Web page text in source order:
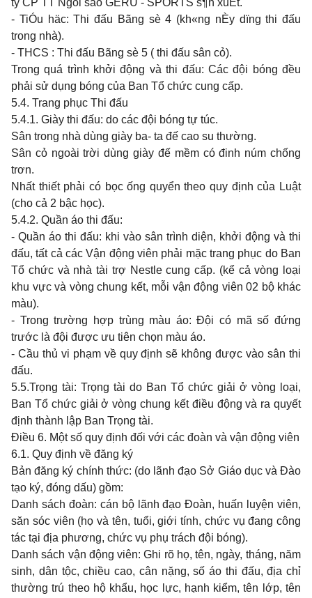
ty CP TT Ngôi sao GERU - SPORTS s¶n xuÊt.
- TiÓu häc: Thi đấu Bãng sè 4 (kh«ng nÈy dïng thi đấu
trong nhà).
- THCS : Thi đấu Bãng sè 5 ( thi đấu sân cỏ).
Trong quá trình khởi động và thi đấu: Các đội bóng đều
phải sử dụng bóng của Ban Tổ chức cung cấp.
5.4. Trang phục Thi đấu
5.4.1. Giày thi đấu: do các đội bóng tự túc.
Sân trong nhà dùng giày ba- ta đế cao su thường.
Sân cỏ ngoài trời dùng giày đế mềm có đinh núm chống
trơn.
Nhất thiết phải có bọc ống quyển theo quy định của Luật
(cho cả 2 bậc học).
5.4.2. Quần áo thi đấu:
- Quần áo thi đấu: khi vào sân trình diện, khởi động và thi
đấu, tất cả các Vận động viên phải mặc trang phục do Ban
Tổ chức và nhà tài trợ Nestle cung cấp. (kể cả vòng loại
khu vực và vòng chung kết, mỗi vận động viên 02 bộ khác
màu).
- Trong trường hợp trùng màu áo: Đội có mã số đứng
trước là đội được ưu tiên chọn màu áo.
- Cầu thủ vi phạm về quy định sẽ không được vào sân thi
đấu.
5.5.Trọng tài: Trọng tài do Ban Tổ chức giải ở vòng loại,
Ban Tổ chức giải ở vòng chung kết điều động và ra quyết
định thành lập Ban Trọng tài.
Điều 6. Một số quy định đối với các đoàn và vận động viên
6.1. Quy định về đăng ký
Bản đăng ký chính thức: (do lãnh đạo Sở Giáo dục và Đào
tạo ký, đóng dấu) gồm:
Danh sách đoàn: cán bộ lãnh đạo Đoàn, huấn luyện viên,
săn sóc viên (họ và tên, tuổi, giới tính, chức vụ đang công
tác tại địa phương, chức vụ phụ trách đội bóng).
Danh sách vận động viên: Ghi rõ họ, tên, ngày, tháng, năm
sinh, dân tộc, chiều cao, cân nặng, số áo thi đấu, địa chỉ
thường trú theo hộ khẩu, học lực, hạnh kiểm, tên lớp, tên